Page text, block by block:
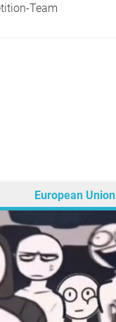
Team
European Union